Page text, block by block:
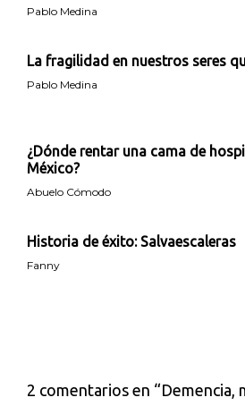
Pablo Medina
La fragilidad en nuestros seres
Pablo Medina
¿Dónde rentar una cama de
México?
Abuelo Cómodo
Historia de éxito: Salvaescaleras
Fanny
2 comentarios en “Demencia,